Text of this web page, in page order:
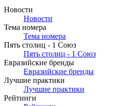
Новости
Новости
Тема номера
Тема номера
Пять столиц - 1 Союз
Пять столиц - 1 Союз
Евразийские бренды
Евразийские бренды
Лучшие практики
Лучшие практики
Рейтинги